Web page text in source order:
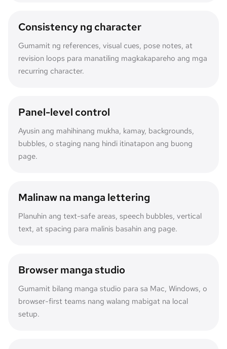
Consistency ng character
Gumamit ng references, visual cues, pose notes, at
revision loops para manatiling magkakapareho ang mga
recurring character.
Panel-level control
Ayusin ang mahihinang mukha, kamay, backgrounds,
bubbles, o staging nang hindi itinatapon ang buong
page.
Malinaw na manga lettering
Planuhin ang text-safe areas, speech bubbles, vertical
text, at spacing para malinis basahin ang page.
Browser manga studio
Gumamit bilang manga studio para sa Mac, Windows, o
browser-first teams nang walang mabigat na local
setup.